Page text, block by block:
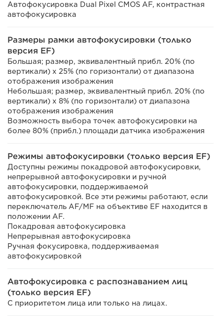
Автофокусировка Dual Pixel CMOS AF, контрастная
автофокусировка
Размеры рамки автофокусировки (только
версия EF)
Большая; размер, эквивалентный прибл. 20% (по
вертикали) x 25% (по горизонтали) от диапазона
отображения изображения
Небольшая; размер, эквивалентный прибл. 20% (по
вертикали) x 8% (по горизонтали) от диапазона
отображения изображения
Возможность выбора точек автофокусировки на
более 80% (прибл.) площади датчика изображения
Режимы автофокусировки (только версия EF)
Доступны режимы покадровой автофокусировки,
непрерывной автофокусировки и ручной
автофокусировки, поддерживаемой
автофокусировкой. Все эти режимы работают, если
переключатель AF/MF на объективе EF находится в
положении AF.
Покадровая автофокусировка
Непрерывная автофокусировка
Ручная фокусировка, поддерживаемая
автофокусировкой
Автофокусировка с распознаванием лиц
(только версия EF)
С приоритетом лица или только на лицах.